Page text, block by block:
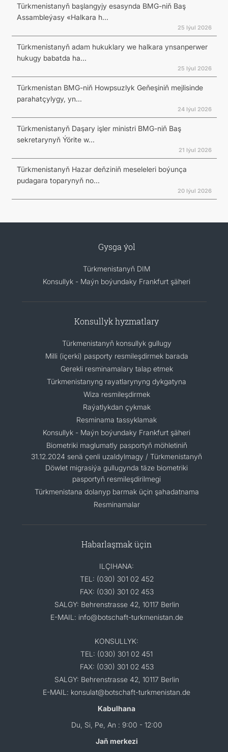
Türkmenistanyň başlangyjy esasynda BMG-niň Baş
Assambleýasy «Halkara h...
25 Iýul 2026
Türkmenistanyň adam hukuklary we halkara ynsanperwer
hukugy babatda ha...
25 Iýul 2026
Türkmenistan BMG-niň Howpsuzlyk Geňeşiniň mejlisinde
parahatçylygy, yn...
24 Iýul 2026
Türkmenistanyň Daşary işler ministri BMG-niň Baş
sekretarynyň Ýörite w...
21 Iýul 2026
Türkmenistanyň Hazar deňziniň meseleleri boýunça
pudagara toparynyň no...
20 Iýul 2026
Gysga ýol
Türkmenistanyň DIM
Konsullyk - Maýn boýundaky Frankfurt şäheri
Konsullyk hyzmatlary
Türkmenistanyň konsullyk gullugy
Milli (içerki) pasporty resmileşdirmek barada
Gerekli resminamalary talap etmek
Türkmenistanyng rayatlarynyng dykgatyna
Wiza resmileşdirmek
Raýatlykdan çykmak
Resminama tassyklamak
Konsullyk - Maýn boýundaky Frankfurt şäheri
Biometriki maglumatly pasportyň möhletiniň
31.12.2024 senä çenli uzaldylmagy / Türkmenistanyň
Döwlet migrasiýa gullugynda täze biometriki
pasportyň resmileşdirilmegi
Türkmenistana dolanyp barmak üçin şahadatnama
Resminamalar
Habarlaşmak üçin
ILÇIHANA:
TEL: (030) 301 02 452
FAX: (030) 301 02 453
SALGY: Behrenstrasse 42, 10117 Berlin
E-MAIL: info@botschaft-turkmenistan.de
KONSULLYK:
TEL: (030) 301 02 451
FAX: (030) 301 02 453
SALGY: Behrenstrasse 42, 10117 Berlin
E-MAIL: konsulat@botschaft-turkmenistan.de
Kabulhana
Du, Si, Pe, An : 9:00 - 12:00
Jaň merkezi